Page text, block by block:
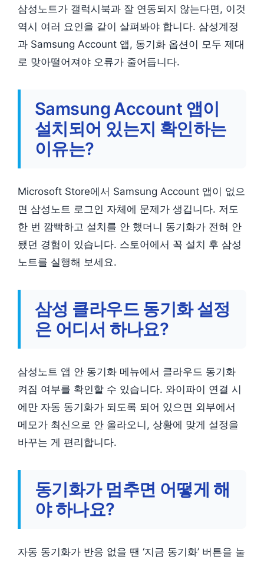
삼성노트가 갤럭시북과 잘 연동되지 않는다면, 이것
역시 여러 요인을 같이 살펴봐야 합니다. 삼성계정
과 Samsung Account 앱, 동기화 옵션이 모두 제대
로 맞아떨어져야 오류가 줄어듭니다.
Samsung Account 앱이
설치되어 있는지 확인하는
이유는?
Microsoft Store에서 Samsung Account 앱이 없으
면 삼성노트 로그인 자체에 문제가 생깁니다. 저도
한 번 깜빡하고 설치를 안 했더니 동기화가 전혀 안
됐던 경험이 있습니다. 스토어에서 꼭 설치 후 삼성
노트를 실행해 보세요.
삼성 클라우드 동기화 설정
은 어디서 하나요?
삼성노트 앱 안 동기화 메뉴에서 클라우드 동기화
켜짐 여부를 확인할 수 있습니다. 와이파이 연결 시
에만 자동 동기화가 되도록 되어 있으면 외부에서
메모가 최신으로 안 올라오니, 상황에 맞게 설정을
바꾸는 게 편리합니다.
동기화가 멈추면 어떻게 해
야 하나요?
자동 동기화가 반응 없을 땐 ‘지금 동기화’ 버튼을 눌